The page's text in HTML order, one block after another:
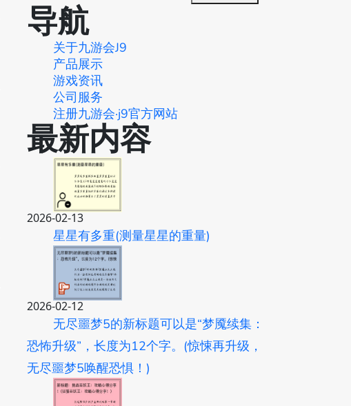
导航
关于九游会J9
产品展示
游戏资讯
公司服务
注册九游会·j9官方网站
最新内容
2026-02-13
星星有多重(测量星星的重量)
2026-02-12
无尽噩梦5的新标题可以是“梦魇续集：
恐怖升级”，长度为12个字。(惊悚再升级，
无尽噩梦5唤醒恐惧！)